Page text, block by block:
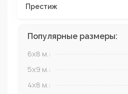
Престиж
Популярные размеры:
6x8 м.:
5x9 м.:
4x8 м.: